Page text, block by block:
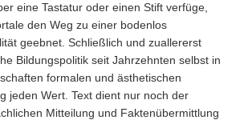
eine Tastatur oder einen Stift verfüge,
den Weg zu einer bodenlos
geebnet. Schließlich und zuallererst
Bildungspolitik seit Jahrzehnten selbst in
formalen und ästhetischen
jeden Wert. Text dient nur noch der
Mitteilung und Faktenübermittlung